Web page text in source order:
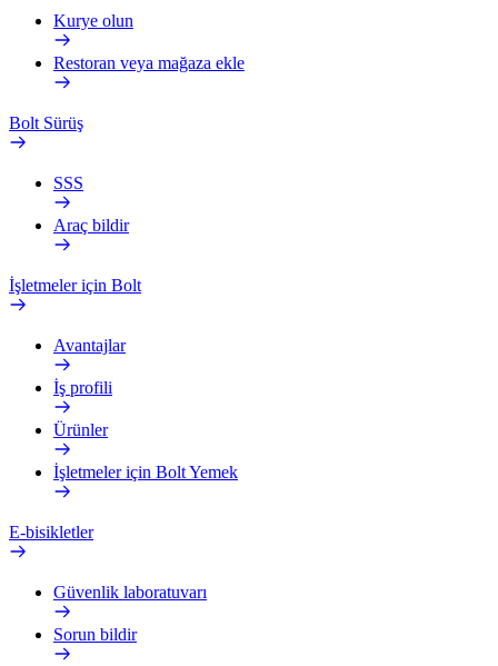
Kurye olun
Restoran veya mağaza ekle
Bolt Sürüş
SSS
Araç bildir
İşletmeler için Bolt
Avantajlar
İş profili
Ürünler
İşletmeler için Bolt Yemek
E-bisikletler
Güvenlik laboratuvarı
Sorun bildir